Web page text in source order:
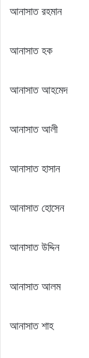
আনাসাত রহমান
আনাসাত হক
আনাসাত আহমেদ
আনাসাত আলী
আনাসাত হাসান
আনাসাত হোসেন
আনাসাত উদ্দিন
আনাসাত আলম
আনাসাত শাহ